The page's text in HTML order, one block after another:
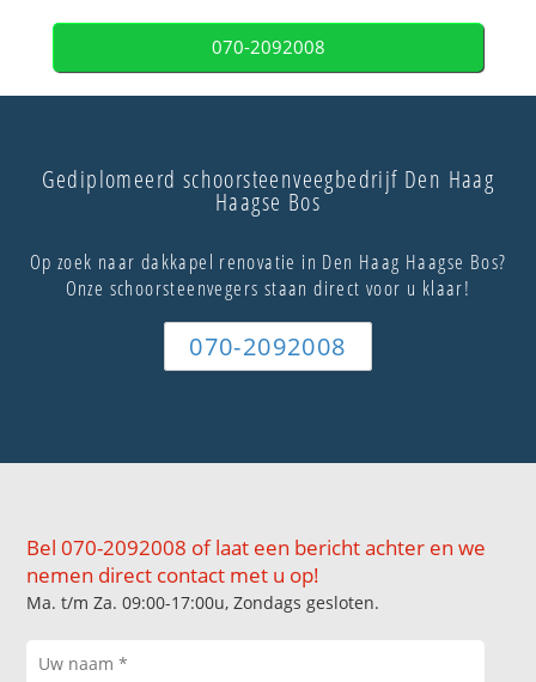
070-2092008
Gediplomeerd schoorsteenveegbedrijf Den Haag
Haagse Bos
Op zoek naar dakkapel renovatie in Den Haag Haagse Bos?
Onze schoorsteenvegers staan direct voor u klaar!
070-2092008
Bel 070-2092008 of laat een bericht achter en we
nemen direct contact met u op!
Ma. t/m Za. 09:00-17:00u, Zondags gesloten.